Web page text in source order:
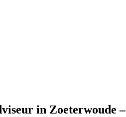
in Zoeterwoude